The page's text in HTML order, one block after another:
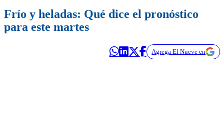
Frío y heladas: Qué dice el pronóstico
para este martes
Agrega El Nueve en